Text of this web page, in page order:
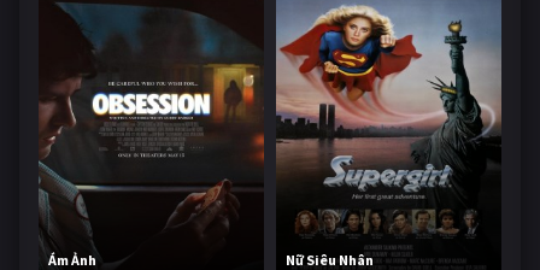
Ám Ảnh
Nữ Siêu Nhân